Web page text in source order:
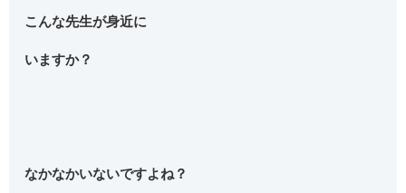
こんな先生が身近に
いますか？
なかなかいないですよね？